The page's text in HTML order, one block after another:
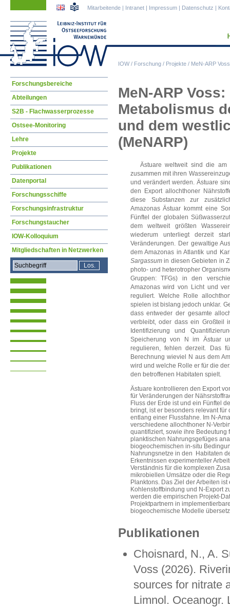
IOW/ Forschung / Projekte / MeN-ARP Voss
Mitarbeitende | Intranet | Impressum | Datenschutz |
MeN-ARP Voss:
Metabolismus
und dem
(MeNARP)
Ästuare weltweit sind die am
zusammen mit ihren
und verändert werden. Ästuare
den Export allochthoner
diese Substanzen zur
Amazonas Ästuar kommt eine
Fünftel der globalen
dem weltweit größten
wiederum unterliegt derzeit
Veränderungen. Der gewaltige
dem Amazonas in Atlantik und
Sargassumin diesen Gebieten in
photo- und heterotropher
Gruppen: TFGs) in den
Amazonas wird von Licht und
reguliert. Welche Rolle
spielen ist bislang jedoch unklar.
dass entweder der gesamte
verbleibt, oder dass ein Großteil
Identifizierung und
Speicherung von N im Ästuar
regulieren, fehlen derzeit. Das
Berechnung wieviel N aus dem
wird und welche Rolle er für die
den betroffenen Habitaten spielt.
Ästuare kontrollieren den Export
für Veränderungen der
Fluss der Erde ist und ein Fünftel
bringt, ist er besonders relevant
entlang einer Flussfahne. Im N-
verschiedene allochthoner N-
quantifiziert, sowie ihre Bedeutung
planktischen Nahrungsgefüges
biogeochemischen in-situ
Nahrungsnetze in den Habitaten
Erkentnissen experimenteller
Verständnis für die komplexen
mikrobiellen Umsätze oder die
Planktons. Das Ziel der Arbeiten
Kohlenstoffbindung und N-Export
werden die empirischen Projekt-
Projektpartnern in
biogeochemische Modelle
Publikationen
Choisnard, N., A.
Voss (2026).
sources for nitrate
Limnol. Oceanogr.
Navigation
überspringen
Forschungsbereiche
Abteilungen
S2B - Flachwasserprozesse
Ostsee-Monitoring
Lehre
Projekte
Publikationen
Datenportal
Forschungsschiffe
Forschungsinfrastruktur
Forschungstaucher
IOW-Kolloquium
Mitgliedschaften in Netzwerken